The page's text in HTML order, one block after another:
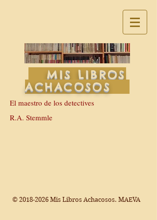
MIS LIBROS
ACHACOSOS
El maestro de los detectives
R.A. Stemmle
© 2018-2026 Mis Libros Achacosos. MAEVA